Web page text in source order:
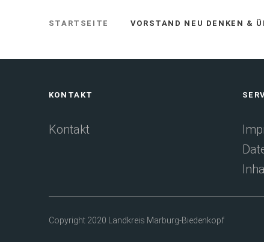
SIE
STARTSEITE VORSTAND NEU DENKEN &
Fußbereich
KONTAKT
Kontakt
Copyright 2020 Landkreis Marburg-Biedenkopf